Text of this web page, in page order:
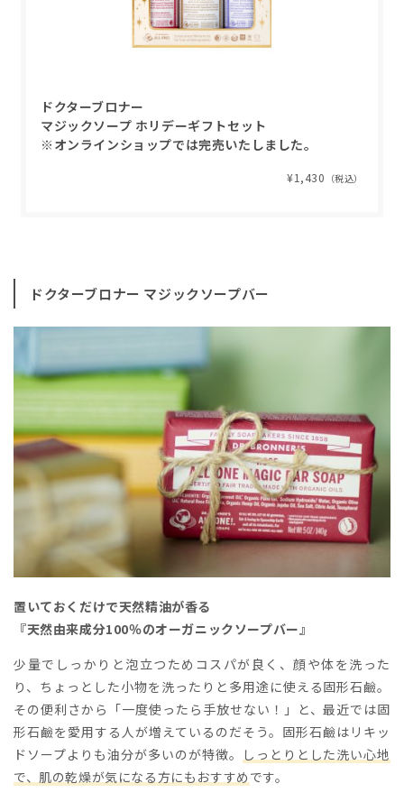
ドクターブロナー
マジックソープ ホリデーギフトセット
※オンラインショップでは完売いたしました。
¥1,430 （税込）
ドクターブロナー マジックソープバー
置いておくだけで天然精油が香る
『天然由来成分100％のオーガニックソープバー』
少量でしっかりと泡立つためコスパが良く、顔や体を洗った
り、ちょっとした小物を洗ったりと多用途に使える固形石鹼。
その便利さから「一度使ったら手放せない！」と、最近では固
形石鹼を愛用する人が増えているのだそう。固形石鹼はリキッ
ドソープよりも油分が多いのが特徴。
しっとりとした洗い心地
で、肌の乾燥が気になる方にもおすすめ です。